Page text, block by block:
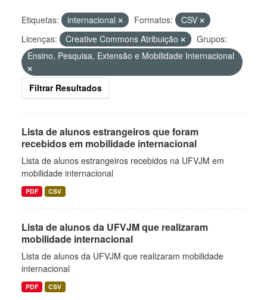
Etiquetas: internacional Formatos:
CSV
Licenças:
Creative Commons Atribuição
Grupos:
Ensino, Pesquisa, Extensão e Mobilidade Internacional
Filtrar Resultados
Lista de alunos estrangeiros que foram
recebidos em mobilidade internacional
Lista de alunos estrangeiros recebidos na UFVJM em
mobilidade internacional
PDF CSV
Lista de alunos da UFVJM que realizaram
mobilidade internacional
Lista de alunos da UFVJM que realizaram mobilidade
internacional
PDF CSV